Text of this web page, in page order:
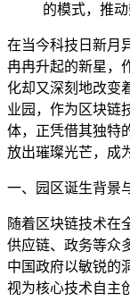
的模式，推
在当今科技日新月
冉冉升起的新星，
化却又深刻地改变
业园，作为区块链
体，正凭借其独特
放出璀璨光芒，成
一、园区诞生背景
随着区块链技术在
供应链、政务等众
中国政府以敏锐的
视为核心技术自主